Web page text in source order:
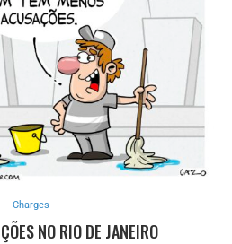
Charges
NO RIO DE JANEIRO